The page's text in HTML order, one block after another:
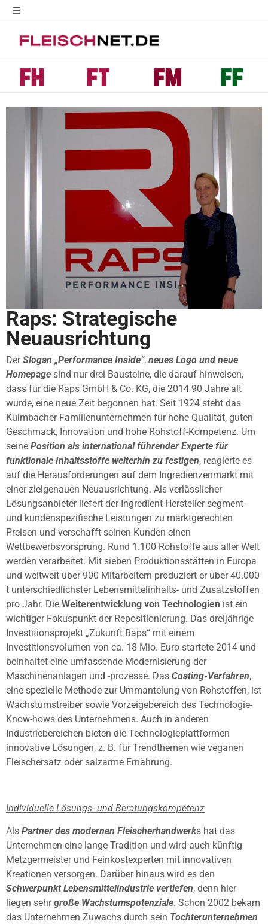
Raps: Strategische
Neuausrichtung
DerSlogan „Performance Inside“, neues Logo und neue
Homepage sind nur drei Bausteine, die darauf hinweisen,
dass für die Raps GmbH & Co. KG, die 2014 90 Jahre alt
wurde, eine neue Zeit begonnen hat. Seit 1924 steht das
Kulmbacher Familienunternehmen für hohe Qualität, guten
Geschmack, Innovation und hohe Rohstoff-Kompetenz. Um
seine Position als international führender Experte für
funktionale Inhaltsstoffe weiterhin zu festigen, reagierte es
auf die Herausforderungen auf dem Ingredienzenmarkt mit
einer zielgenauen Neuausrichtung. Als verlässlicher
Lösungsanbieter liefert der Ingredient-Hersteller segment-
und kundenspezifische Leistungen zu marktgerechten
Preisen und verschafft seinen Kunden einen
Wettbewerbsvorsprung. Rund 1.100 Rohstoffe aus aller Welt
werden verarbeitet. Mit sieben Produktionsstätten in Europa
und weltweit über 900 Mitarbeitern produziert er über 40.000
t unterschiedlichster Lebensmittelinhalts- und Zusatzstoffen
pro Jahr. Die Weiterentwicklung von Technologien ist ein
wichtiger Fokuspunkt der Repositionierung. Das dreijährige
Investitionsprojekt „Zukunft Raps“ mit einem
Investitionsvolumen von ca. 18 Mio. Euro startete 2014 und
beinhaltet eine umfassende Modernisierung der
Maschinenanlagen und -prozesse. Das Coating-Verfahren,
eine spezielle Methode zur Ummantelung von Rohstoffen, ist
Wachstumstreiber sowie Vorzeigebereich des Technologie-
Know-hows des Unternehmens. Auch in anderen
Industriebereichen bieten die Technologieplattformen
innovative Lösungen, z. B. für Trendthemen wie veganen
Fleischersatz oder salzarme Ernährung.
Individuelle Lösungs- und Beratungskompetenz
Als Partner des modernen Fleischerhandwerks hat das
Unternehmen eine lange Tradition und wird auch künftig
Metzgermeister und Feinkostexperten mit innovativen
Kreationen versorgen. Darüber hinaus wird es den
Schwerpunkt Lebensmittelindustrie vertiefen, denn hier
liegen sehrgroße Wachstumspotenziale. Schon 2002 bekam
das Unternehmen Zuwachs durch sein Tochterunternehmen